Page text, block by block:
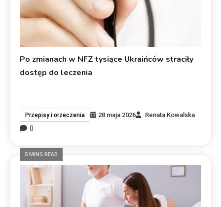
Po zmianach w NFZ tysiące Ukraińców straciły
dostęp do leczenia
Przepisy i orzeczenia 28 maja 2026 Renata Kowalska
0
5 MINS READ